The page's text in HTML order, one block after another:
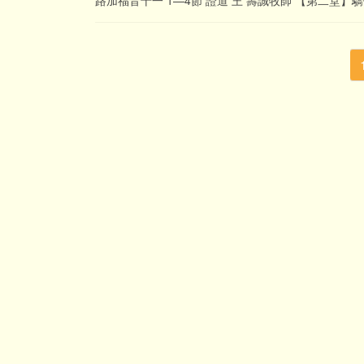
固
1